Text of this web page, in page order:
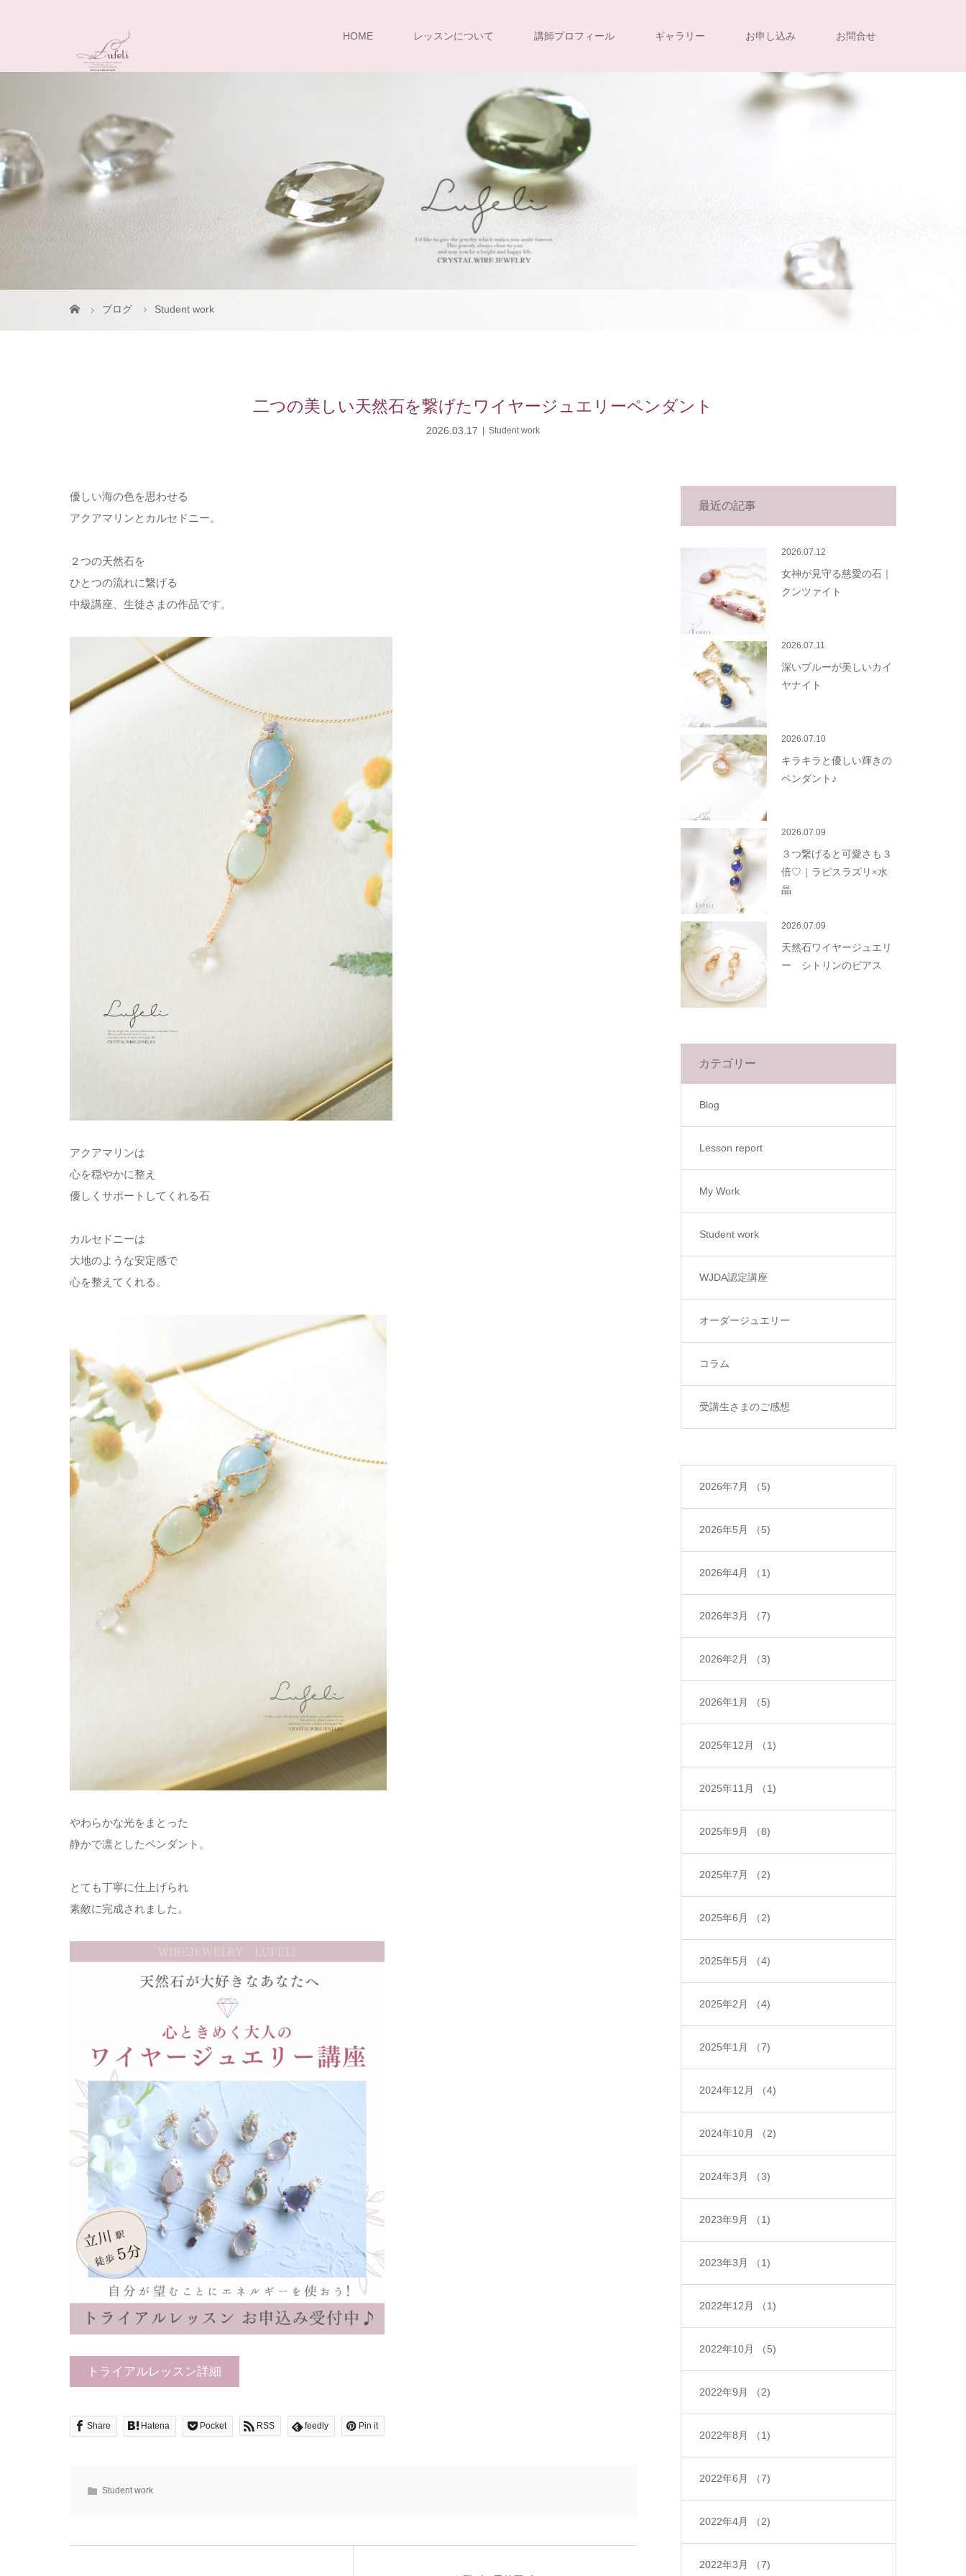
HOME レッスンについて 講師プロフィール ギャラリー お申し込み お問合せ
ブログ Student work
二つの美しい天然石を繋げたワイヤージュエリーペンダント
2026.03.17 Student work
優しい海の色を思わせる
アクアマリンとカルセドニー。
２つの天然石を
ひとつの流れに繋げる
中級講座、生徒さまの作品です。
アクアマリンは
心を穏やかに整え
優しくサポートしてくれる石
カルセドニーは
大地のような安定感で
心を整えてくれる。
やわらかな光をまとった
静かで凛としたペンダント。
とても丁寧に仕上げられ
素敵に完成されました。
トライアルレッスン詳細
Share Hatena Pocket RSS feedly Pin it
Student work
最近の記事
2026.07.12
女神が見守る慈愛の石｜
クンツァイト
2026.07.11
深いブルーが美しいカイ
ヤナイト
2026.07.10
キラキラと優しい輝きの
ペンダント♪
2026.07.09
３つ繋げると可愛さも３
倍♡｜ラピスラズリ×水
晶
2026.07.09
天然石ワイヤージュエリ
ー シトリンのピアス
カテゴリー
Blog
Lesson report
My Work
Student work
WJDA認定講座
オーダージュエリー
コラム
受講生さまのご感想
2026年7月 （5)
2026年5月 （5)
2026年4月 （1)
2026年3月 （7)
2026年2月 （3)
2026年1月 （5)
2025年12月 （1)
2025年11月 （1)
2025年9月 （8)
2025年7月 （2)
2025年6月 （2)
2025年5月 （4)
2025年2月 （4)
2025年1月 （7)
2024年12月 （4)
2024年10月 （2)
2024年3月 （3)
2023年9月 （1)
2023年3月 （1)
2022年12月 （1)
2022年10月 （5)
2022年9月 （2)
2022年8月 （1)
2022年6月 （7)
2022年4月 （2)
2022年3月 （7)